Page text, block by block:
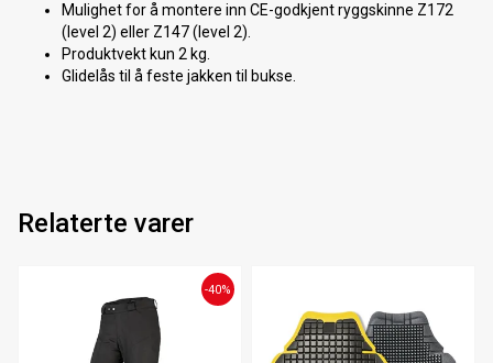
Mulighet for å montere inn CE-godkjent ryggskinne Z172
(level 2) eller Z147 (level 2).
Produktvekt kun 2 kg.
Glidelås til å feste jakken til bukse.
Relaterte varer
-40%